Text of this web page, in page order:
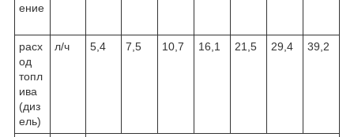
ение
расх
од
топл
ива
(диз
ель)
л/ч 5,4 7,5 10,7 16,1 21,5 29,4 39,2